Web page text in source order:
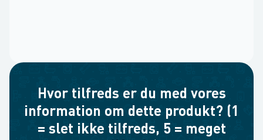
Hvor tilfreds er du med vores
information om dette produkt? (1
= slet ikke tilfreds, 5 = meget